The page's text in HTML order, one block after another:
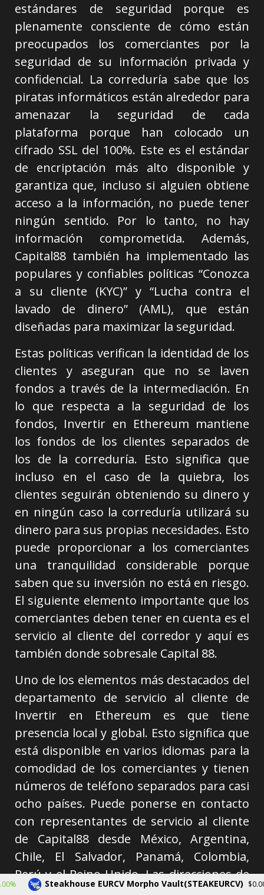
estándares de seguridad porque es
plenamente consciente de cómo están
preocupados los comerciantes por la
seguridad de su información privada y
confidencial. La correduría sabe que los
piratas informáticos están alrededor para
amenazar la seguridad de cada
plataforma porque han colocado un
cifrado SSL del 100%. Este es el estándar
de encriptación más alto disponible y
garantiza que, incluso si alguien obtiene
acceso a la información, no puede tener
ningún sentido. Por lo tanto, no hay
información comprometida. Además,
Capital88 también ha implementado las
populares y confiables políticas “Conozca
a su cliente (KYC)” y “Lucha contra el
lavado de dinero” (AML), que están
diseñadas para maximizar la seguridad.
Estas políticas verifican la identidad de los
clientes y aseguran que no se laven
fondos a través de la intermediación. En
lo que respecta a la seguridad de los
fondos, Invertir en Ethereum mantiene
los fondos de los clientes separados de
los de la correduría. Esto significa que
incluso en el caso de la quiebra, los
clientes seguirán obteniendo su dinero y
en ningún caso la correduría utilizará su
dinero para sus propias necesidades. Esto
puede proporcionar a los comerciantes
una tranquilidad considerable porque
saben que su inversión no está en riesgo.
El siguiente elemento importante que los
comerciantes deben tener en cuenta es el
servicio al cliente del corredor y aquí es
también donde sobresale Capital 88.
Uno de los elementos más destacados del
departamento de servicio al cliente de
Invertir en Ethereum es que tiene
presencia local y global. Esto significa que
está disponible en varios idiomas para la
comodidad de los comerciantes y tienen
números de teléfono separados para casi
ocho países. Puede ponerse en contacto
con representantes de servicio al cliente
de Capital88 desde México, Argentina,
Chile, El Salvador, Panamá, Colombia,
Perú y el Reino Unido. Las direcciones de
Steakhouse EURCV Morpho Vault(STEAKEURCV) $0.000000 -